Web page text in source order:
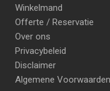
Winkelmand
Offerte / Reservatie
Over ons
Privacybeleid
Disclaimer
Algemene Voorwaarden